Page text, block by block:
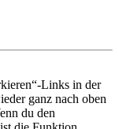
Links in der
ganz nach oben
du den